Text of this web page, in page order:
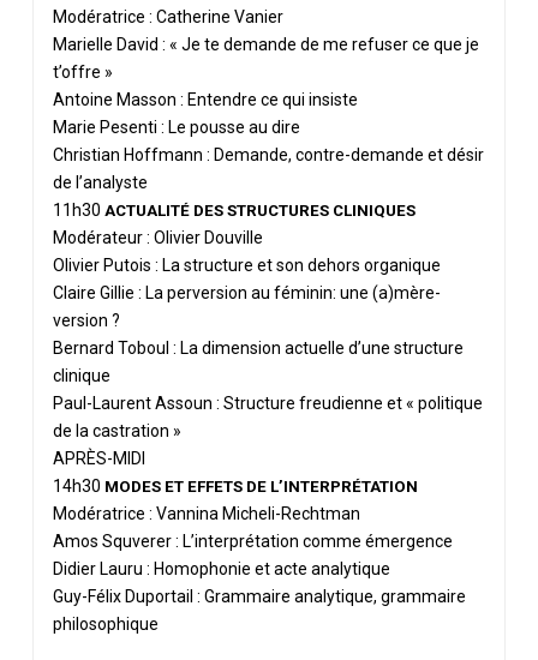
Modératrice : Catherine Vanier
Marielle David : « Je te demande de me refuser ce que je
t’offre »
Antoine Masson : Entendre ce qui insiste
Marie Pesenti : Le pousse au dire
Christian Hoffmann : Demande, contre-demande et désir
de l’analyste
11h30 ACTUALITÉ DES STRUCTURES CLINIQUES
Modérateur : Olivier Douville
Olivier Putois : La structure et son dehors organique
Claire Gillie : La perversion au féminin: une (a)mère-
version ?
Bernard Toboul : La dimension actuelle d’une structure
clinique
Paul-Laurent Assoun : Structure freudienne et « politique
de la castration »
APRÈS-MIDI
14h30 MODES ET EFFETS DE L’INTERPRÉTATION
Modératrice : Vannina Micheli-Rechtman
Amos Squverer : L’interprétation comme émergence
Didier Lauru : Homophonie et acte analytique
Guy-Félix Duportail : Grammaire analytique, grammaire
philosophique